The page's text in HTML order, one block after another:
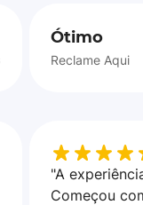
Ótimo
Reclame Aqui
"A
Começou